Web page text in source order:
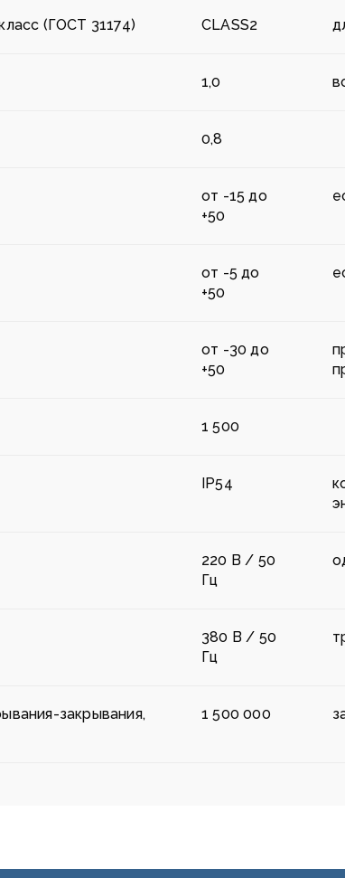
(ГОСТ 31174) CLASS2
1,0
0,8
от -15 до
+50
от -5 до
+50
от -30 до
+50
1 500
IP54
220 В / 50
Гц
380 В / 50
Гц
закрывания,
1 500 000